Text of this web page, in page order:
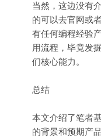
当然，这边没有
的可以去官网或
有任何编程经验
用流程，毕竟发
们核心能力。
总结
本文介绍了笔者
的背景和预期产